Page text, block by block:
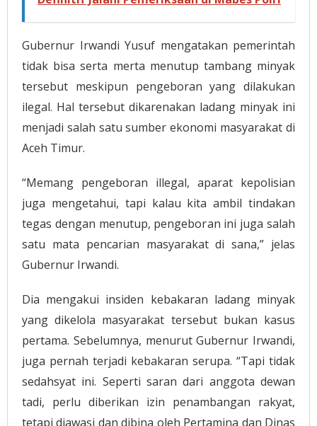
Gubernur Irwandi Yusuf mengatakan pemerintah
tidak bisa serta merta menutup tambang minyak
tersebut meskipun pengeboran yang dilakukan
ilegal. Hal tersebut dikarenakan ladang minyak ini
menjadi salah satu sumber ekonomi masyarakat di
Aceh Timur.
“Memang pengeboran illegal, aparat kepolisian
juga mengetahui, tapi kalau kita ambil tindakan
tegas dengan menutup, pengeboran ini juga salah
satu mata pencarian masyarakat di sana,” jelas
Gubernur Irwandi.
Dia mengakui insiden kebakaran ladang minyak
yang dikelola masyarakat tersebut bukan kasus
pertama. Sebelumnya, menurut Gubernur Irwandi,
juga pernah terjadi kebakaran serupa. “Tapi tidak
sedahsyat ini. Seperti saran dari anggota dewan
tadi, perlu diberikan izin penambangan rakyat,
tetapi diawasi dan dibina oleh Pertamina dan Dinas